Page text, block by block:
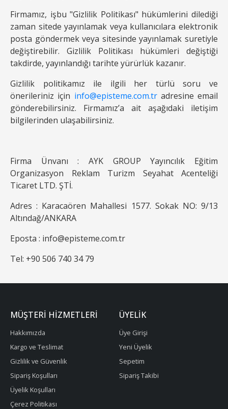
Firmamız, işbu "Gizlilik Politikası" hükümlerini dilediği
zaman sitede yayınlamak veya kullanıcılara elektronik
posta göndermek veya sitesinde yayınlamak suretiyle
değiştirebilir. Gizlilik Politikası hükümleri değiştiği
takdirde, yayınlandığı tarihte yürürlük kazanır.
Gizlilik politikamız ile ilgili her türlü soru ve
önerileriniz için info@episteme.com.tradresine email
gönderebilirsiniz. Firmamız’a ait aşağıdaki iletişim
bilgilerinden ulaşabilirsiniz.
Firma Ünvanı : AYK GROUP Yayıncılık Eğitim
Organizasyon Reklam Turizm Seyahat Acenteliği
Ticaret LTD. ŞTİ.
Adres : Karacaören Mahallesi 1577. Sokak NO: 9/13
Altındağ/ANKARA
Eposta : info@episteme.com.tr
Tel: +90 506 740 34 79
MÜŞTERI HIZMETLERI
Hakkımızda
Kargo ve Teslimat
Gizlilik ve Güvenlik
Sipariş Koşulları
Üyelik Koşulları
Çerez Politikası
ÜYELIK
Üye Girişi
Yeni Üyelik
Sepetim
Sipariş Takibi